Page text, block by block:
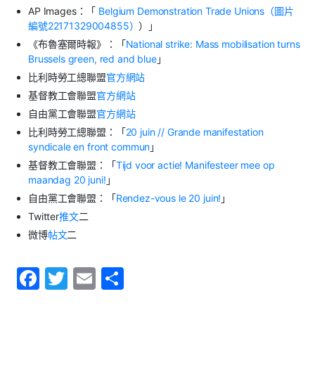
AP Images：「 Belgium Demonstration Trade Unions（圖片
編號22171329004855））」
《布魯塞爾時報》：「National strike: Mass mobilisation turns
Brussels green, red and blue」
比利時勞工總聯盟官方網站
基督教工會聯盟官方網站
自由黨工會聯盟官方網站
比利時勞工總聯盟：「20 juin // Grande manifestation
syndicale en front commun」
基督教工會聯盟：「Tijd voor actie! Manifesteer mee op
maandag 20 juni! 」
自由黨工會聯盟：「Rendez-vous le 20 juin! 」
Twitter推文二
微博帖文二
F
T
E